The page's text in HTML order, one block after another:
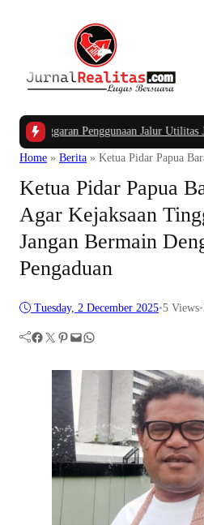
Penggunaan Jalur Utilitas
Home » Berita » Ketua Pidar Papua
Ketua Pidar Papua
Agar Kejaksaan
Jangan Bermain
Pengaduan
Tuesday, 2 December 2025•5 Views•
Facebook Twitter Pinterest Mail WhatsApp